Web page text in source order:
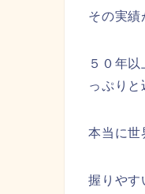
その実績
５０年
っぷりと
本当に世
握りやす